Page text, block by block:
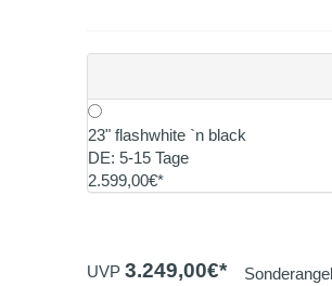
23" flashwhite `n black
DE: 5-15 Tage
2.599,00€*
UVP 3.249,00€*